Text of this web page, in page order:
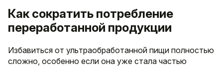
Как сократить потребление
переработанной продукции
Избавиться от ультраобработанной пищи полностью
сложно, особенно если она уже стала частью